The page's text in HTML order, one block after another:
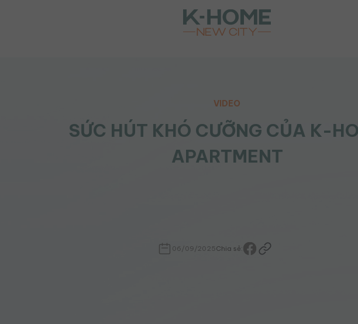
VIDEO
SỨC HÚT KHÓ CƯỠNG CỦA K-
APARTMENT
06/09/2025Chia sẻ: